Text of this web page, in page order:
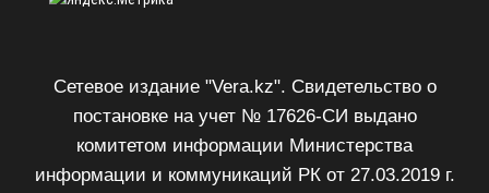
Сетевое издание "Vera.kz". Свидетельство о
постановке на учет № 17626-СИ выдано
комитетом информации Министерства
информации и коммуникаций РК от 27.03.2019 г.